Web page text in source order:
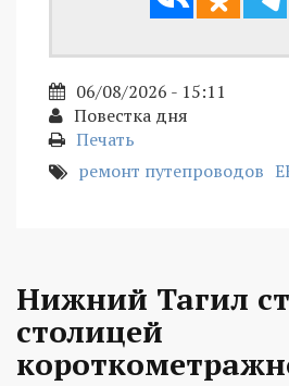
06/08/2026 - 15:11
Повестка дня
Печать
ремонт путепроводов
Нижний Тагил
столицей